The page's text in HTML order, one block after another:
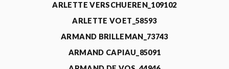
ARLETTE VERSCHUEREN_109102
ARLETTE VOET_58593
ARMAND BRILLEMAN_73743
ARMAND CAPIAU_85091